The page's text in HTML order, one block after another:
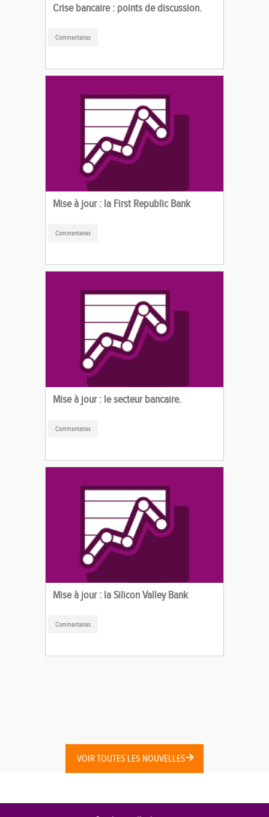
Crise bancaire : points de discussion.
Commentaires
Mise à jour : la First Republic Bank
Commentaires
Mise à jour : le secteur bancaire.
Commentaires
Mise à jour : la Silicon Valley Bank
Commentaires
VOIR TOUTES LES NOUVELLES